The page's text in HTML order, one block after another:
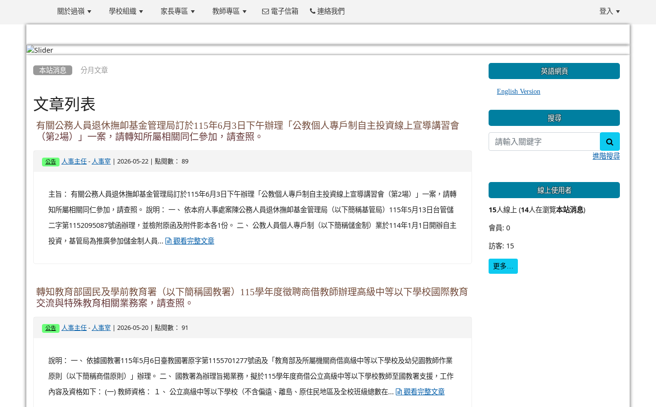
關於過嶺 學校組織 家長專區 教師專區 電子信箱 連絡我們 登入
本站消息 分月文章
文章列表
有關公務人員退休撫卹基金管理局訂於115年6月3日下午辦理「公教個人專戶制自主投資線上宣導講習會
（第2場）」一案，請轉知所屬相關同仁參加，請查照。
公告 人事主任- 人事室 | 2026-05-22 | 點閱數： 89
主旨： 有關公務人員退休撫卹基金管理局訂於115年6月3日下午辦理「公教個人專戶制自主投資線上宣導講習會（第2場）」一案，請轉
知所屬相關同仁參加，請查照。 說明： 一、 依本府人事處案陳公務人員退休撫卹基金管理局（以下簡稱基管局）115年5月13日台管儲
二字第1152095087號函辦理，並檢附原函及附件影本各1份。 二、 公教人員個人專戶制（以下簡稱儲金制）業於114年1月1日開辦自主
投資，基管局為推廣參加儲金制人員...
觀看完整文章
轉知教育部國民及學前教育署（以下簡稱國教署）115學年度徵聘商借教師辦理高級中等以下學校國際教育
交流與特殊教育相關業務案，請查照。
公告 人事主任- 人事室 | 2026-05-20 | 點閱數： 91
說明： 一、 依據國教署115年5月6日臺教國署原字第1155701277號函及「教育部及所屬機關商借高級中等以下學校及幼兒園教師作業
原則（以下簡稱商借原則）」辦理。 二、 國教署為辦理旨揭業務，擬於115學年度商借公立高級中等以下學校教師至國教署支援，工作
內容及資格如下： (一) 教師資格： １、 公立高級中等以下學校（不含偏遠、離島、原住民地區及全校班級總數在...
觀看完整文章
英語網頁
English Version
搜尋
進階搜尋
線上使用者
15人線上 (14人在瀏覽本站消息)
會員: 0
訪客: 15
更多…